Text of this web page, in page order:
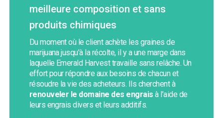
meilleure composition et sans
produits chimiques
Du moment où le client achète les graines de
marijuana jusqu'à la récolte, il y a une marge dans
laquelle Emerald Harvest travaille sans relâche. Un
effort pour répondre aux besoins de chacun et
résoudre la vie des acheteurs. Ils cherchent à
renouveler le domaine des engrais à l’aide de
leurs engrais divers et leurs additifs.